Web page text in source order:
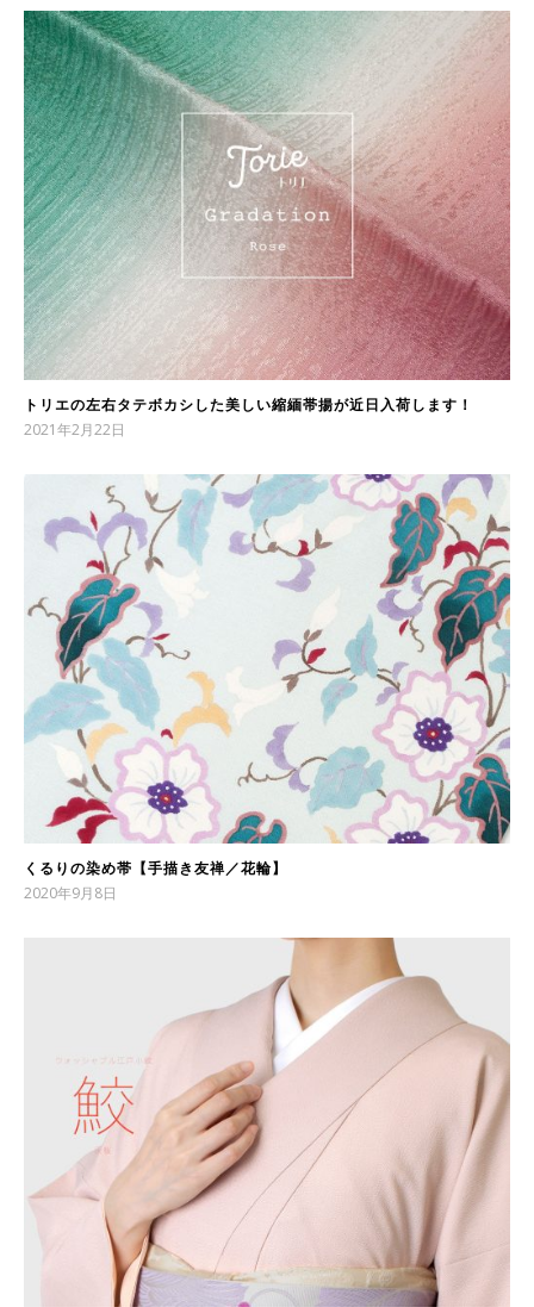
トリエの左右タテボカシした美しい縮緬帯揚が近日入荷します！
2021年2月22日
くるりの染め帯【手描き友禅／花輪】
2020年9月8日